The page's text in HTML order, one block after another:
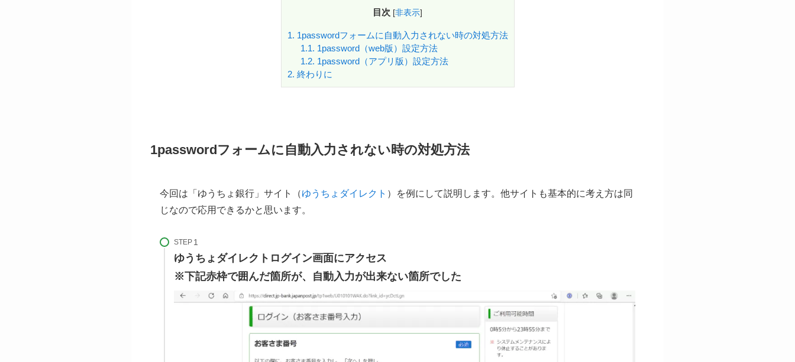
目次 [非表示]
1. 1passwordフォームに自動入力されない時の対処方法
1.1. 1password（web版）設定方法
1.2. 1password（アプリ版）設定方法
2. 終わりに
1passwordフォームに自動入力されない時の対処方法
今回は「ゆうちょ銀行」サイト（ゆうちょダイレクト ）を例にして説明します。他サイトも基本的に考え方は同
じなので応用できるかと思います。
STEP
ゆうちょダイレクトログイン画面にアクセス
※下記赤枠で囲んだ箇所が、自動入力が出来ない箇所でした